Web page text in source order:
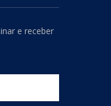
e receber